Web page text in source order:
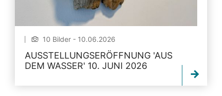
10 Bilder - 10.06.2026
AUSSTELLUNGSERÖFFNUNG 'AUS
DEM WASSER' 10. JUNI 2026